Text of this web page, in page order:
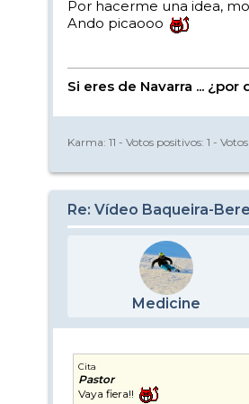
Por hacerme una idea,
Ando picaooo
Si eres de Navarra ...
Karma: 11 - Votos positivos: 1 -
Re: Vídeo Baqueira-
Medicine
Cita
Pastor
Vaya fiera!!